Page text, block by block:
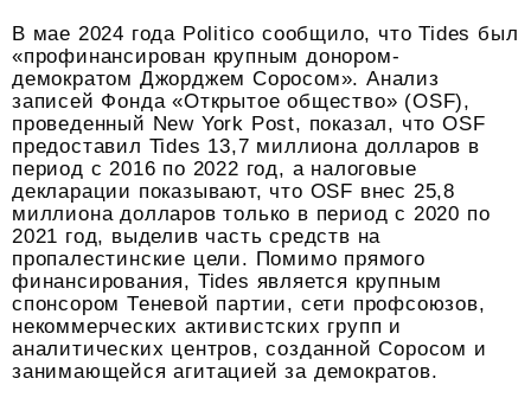
В мае 2024 года Politico сообщило, что Tides был
«профинансирован крупным донором-
демократом Джорджем Соросом». Анализ
записей Фонда «Открытое общество» (OSF),
проведенный New York Post, показал, что OSF
предоставил Tides 13,7 миллиона долларов в
период с 2016 по 2022 год, а налоговые
декларации показывают, что OSF внес 25,8
миллиона долларов только в период с 2020 по
2021 год, выделив часть средств на
пропалестинские цели. Помимо прямого
финансирования, Tides является крупным
спонсором Теневой партии, сети профсоюзов,
некоммерческих активистских групп и
аналитических центров, созданной Соросом и
занимающейся агитацией за демократов.